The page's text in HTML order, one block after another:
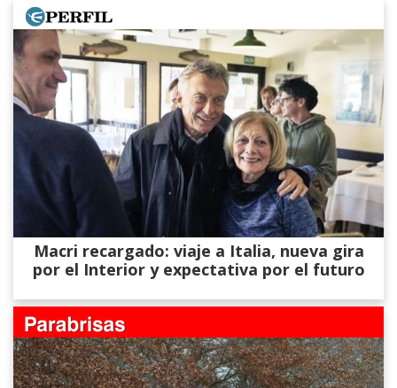
Macri recargado: viaje a Italia, nueva gira
por el Interior y expectativa por el futuro